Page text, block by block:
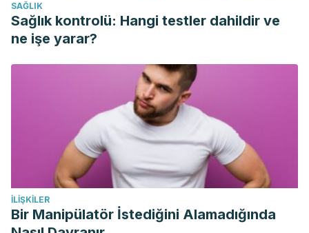
SAĞLIK
Sağlık kontrolü: Hangi testler dahildir ve
ne işe yarar?
İLIŞKILER
Bir Manipülatör İstediğini Alamadığında